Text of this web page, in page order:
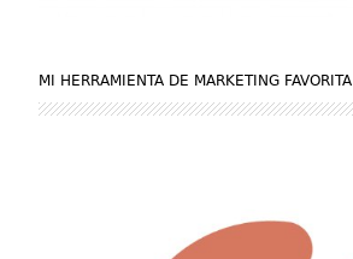
MI HERRAMIENTA DE MARKETING FAVORITA